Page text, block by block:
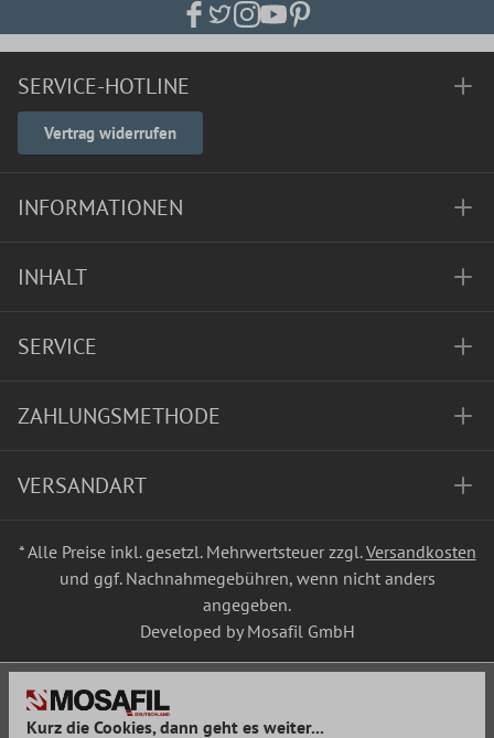
SERVICE-HOTLINE
Vertrag widerrufen
INFORMATIONEN
INHALT
SERVICE
ZAHLUNGSMETHODE
VERSANDART
* Alle Preise inkl. gesetzl. Mehrwertsteuer zzgl.Versandkosten
und ggf. Nachnahmegebühren, wenn nicht anders
angegeben.
Developed by Mosafil GmbH
Kurz die Cookies, dann geht es weiter...